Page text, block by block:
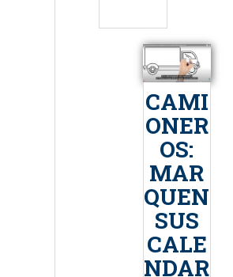
CAMI
ONER
OS:
MAR
QUEN
SUS
CALE
NDAR